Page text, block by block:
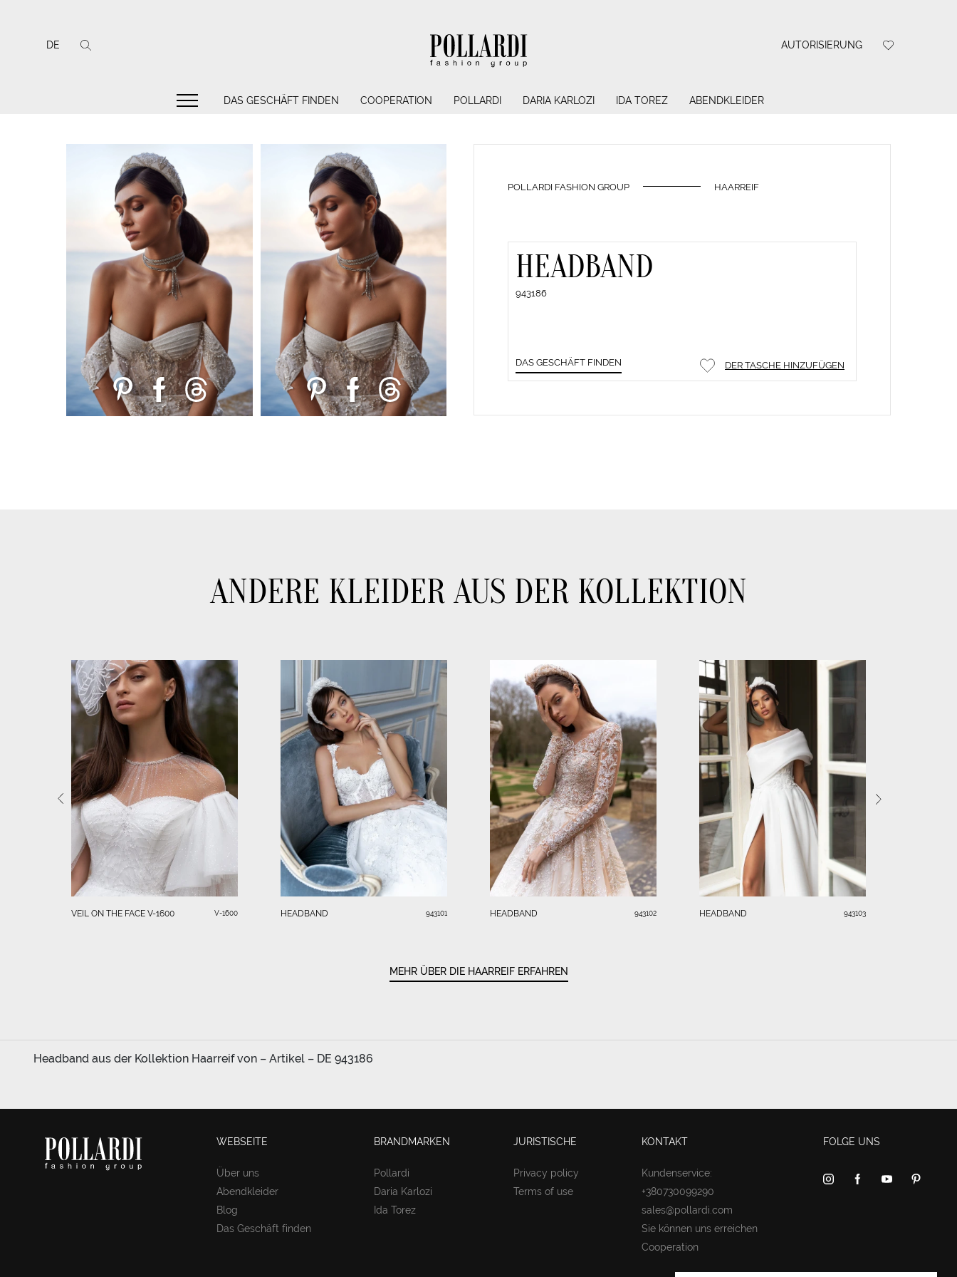
DE AUTORISIERUNG
DAS GESCHÄFT FINDEN COOPERATION POLLARDI DARIA KARLOZI IDA TOREZ ABENDKLEIDER
POLLARDI FASHION GROUP HAARREIF
HEADBAND
943186
DAS GESCHÄFT FINDEN DER TASCHE HINZUFÜGEN
ANDERE KLEIDER AUS DER KOLLEKTION
VEIL ON THE FACE V-1600 V-1600 HEADBAND 943101 HEADBAND 943102 HEADBAND 943103
MEHR ÜBER DIE HAARREIF ERFAHREN
Headband aus der Kollektion Haarreif von – Artikel – DE 943186
WEBSEITE
Über uns
Abendkleider
Blog
Das Geschäft finden
BRANDMARKEN
Pollardi
Daria Karlozi
Ida Torez
JURISTISCHE
Privacy policy
Terms of use
KONTAKT
Kundenservice:
+380730099290
sales@pollardi.com
Sie können uns erreichen
Cooperation
FOLGE UNS